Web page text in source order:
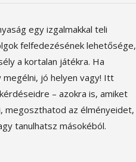
egy izgalmakkal teli
felfedezésének lehetősége,
a kortalan játékra. Ha
jó helyen vagy! Itt
– azokra is, amiket
megoszthatod az élményeidet,
tanulhatsz másokéból.